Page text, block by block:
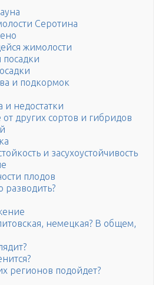
Серотина
жимолости
посадки
и подкормок
недостатки
других сортов и гибридов
и засухоустойчивость
плодов
разводить?
немецкая? В общем,
регионов подойдет?